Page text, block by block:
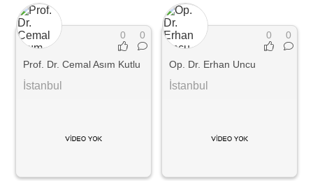
0 0
Prof. Dr. Cemal Asım Kutlu
İstanbul
0 0
Op. Dr. Erhan Uncu
İstanbul